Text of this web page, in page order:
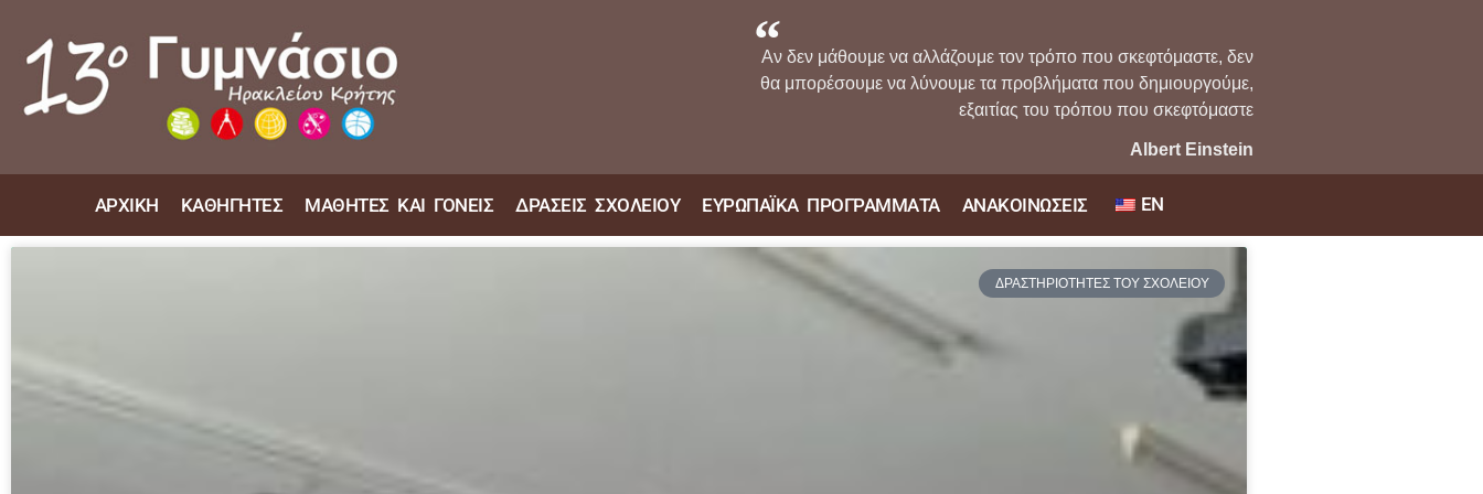
Αν δεν μάθουμε να αλλάζουμε τον τρόπο που σκεφτόμαστε, δεν
θα μπορέσουμε να λύνουμε τα προβλήματα που δημιουργούμε,
εξαιτίας του τρόπου που σκεφτόμαστε
Albert Einstein
ΑΡΧΙΚΗ ΚΑΘΗΓΗΤΕΣ ΜΑΘΗΤΕΣ ΚΑΙ ΓΟΝΕΙΣ ΔΡΑΣΕΙΣ ΣΧΟΛΕΙΟΥ ΕΥΡΩΠΑΪΚΑ ΠΡΟΓΡΑΜΜΑΤΑ ΑΝΑΚΟΙΝΩΣΕΙΣ EN
ΔΡΑΣΤΗΡΙΟΤΗΤΕΣ ΤΟΥ ΣΧΟΛΕΙΟΥ